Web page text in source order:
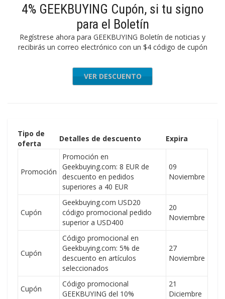
4% GEEKBUYING Cupón, si tu signo
para el Boletín
Regístrese ahora para GEEKBUYING Boletín de noticias y
recibirás un correo electrónico con un $4 código de cupón
VER DESCUENTO
Tipo de
oferta
Detalles de descuento Expira
Promoción
Promoción en
Geekbuying.com: 8 EUR de
descuento en pedidos
superiores a 40 EUR
09
Noviembre
Cupón
Geekbuying.com USD20
código promocional pedido
superior a USD400
20
Noviembre
Cupón
Código promocional en
Geekbuying.com: 5% de
descuento en artículos
seleccionados
27
Noviembre
Cupón
Código promocional
GEEKBUYING del 10%
21
Diciembre